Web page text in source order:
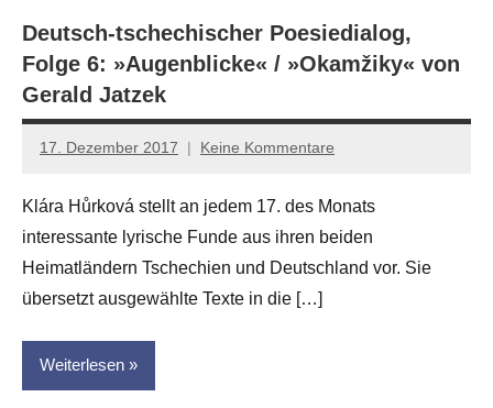
Deutsch-tschechischer Poesiedialog,
Folge 6: »Augenblicke« / »Okamžiky« von
Gerald Jatzek
17. Dezember 2017
Anton
Leitner
Keine Kommentare
Klára Hůrková stellt an jedem 17. des Monats
interessante lyrische Funde aus ihren beiden
Heimatländern Tschechien und Deutschland vor. Sie
übersetzt ausgewählte Texte in die […]
Weiterlesen